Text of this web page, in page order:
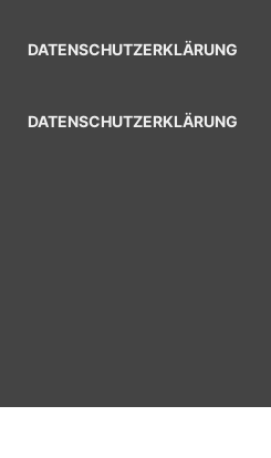
DATENSCHUTZERKLÄRUNG
DATENSCHUTZERKLÄRUNG